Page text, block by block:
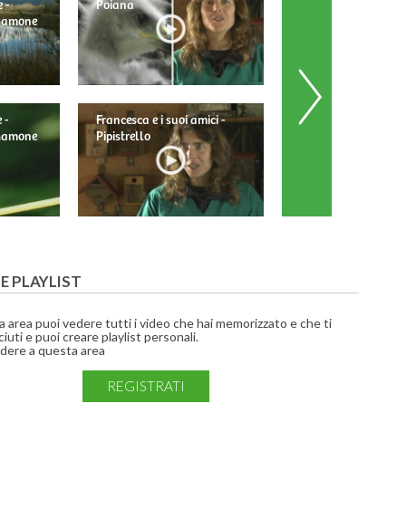
-
-
Poiana
Francesca e i suoi amici -
Pipistrello
Francesca e i suoi
PLAYLIST
area puoi vedere tutti i video che hai memorizzato e che ti
e puoi creare playlist personali.
a questa area
REGISTRATI